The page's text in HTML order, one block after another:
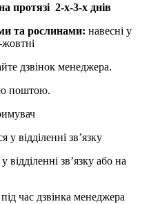
протязі 2-х-3-х днів
та рослинами: навесні у
жовтні
дзвінок менеджера.
поштою.
у відділенні зв’язку
відділенні зв’язку або на
час дзвінка менеджера